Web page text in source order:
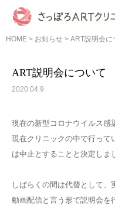
HOME > お知らせ > ART説明会に
ART説明会について
2020.04.9
現在の新型コロナウイルス感
現在クリニックの中で行って
は中止とすることと決定しま
しばらくの間は代替として
動画配信と言う形で説明会を
診療案内
費用について